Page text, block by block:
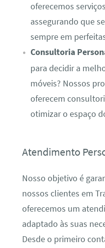
oferecemos
assegurando que
sempre em
Consultoria
para decidir a
móveis? Nossos
oferecem
otimizar o espaço
Atendimento
Nosso objetivo é
nossos clientes em
oferecemos um
adaptado às suas
Desde o primeiro